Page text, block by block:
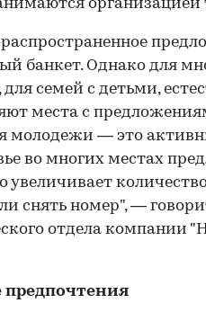
банкет. Однако для
семей с детьми,
места с
молодежи — это
во многих местах
увеличивает
снять номер", —
отдела компании